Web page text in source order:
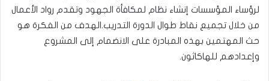
لرؤساء المؤسسات إنشاء نظام لمكافأة الجهود وتقدم رواد الأعمال
من خلال تجميع نقاط طوال الدورة التدريب.الهدف من الفكرة هو
حث المهتمين بهذه المبادرة على الانضمام إلى المشروع
وإعدادهم للهاكاثون.